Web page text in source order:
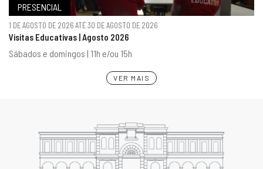
PRESENCIAL
1 DE AGOSTO DE 2026 ATÉ 30 DE AGOSTO DE 2026
Visitas Educativas | Agosto 2026
Sábados e domingos | 11h e/ou 15h
VER MAIS